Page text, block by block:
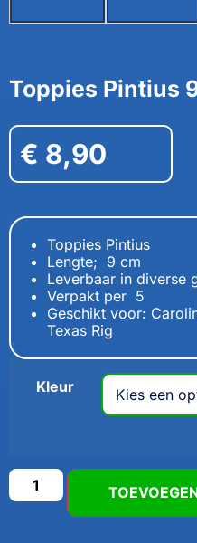
Toppies Pintius
€ 8,90
Toppies Pintius
Lengte; 9 cm
Leverbaar in diverse
Verpakt per 5
Geschikt voor:
Texas Rig
Kleur